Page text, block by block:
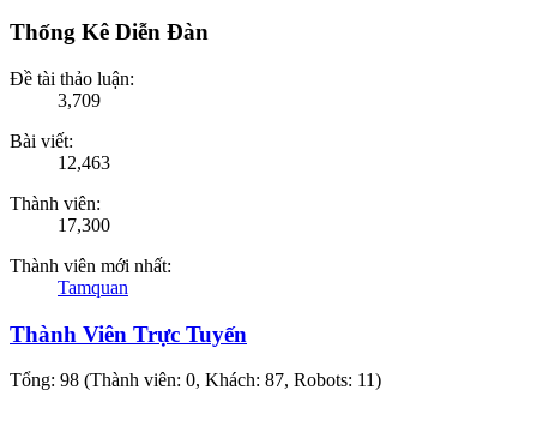
Thống Kê Diễn Đàn
Đề tài thảo luận:
3,709
Bài viết:
12,463
Thành viên:
17,300
Thành viên mới nhất:
Tamquan
Thành Viên Trực Tuyến
Tổng: 98 (Thành viên: 0, Khách: 87, Robots: 11)